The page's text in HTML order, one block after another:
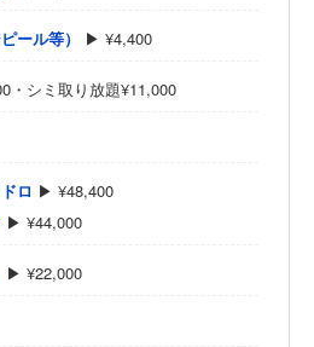
ール等） ▶ ¥4,400
・シミ取り放題¥11,000
ロ ▶ ¥48,400
▶ ¥44,000
▶ ¥22,000